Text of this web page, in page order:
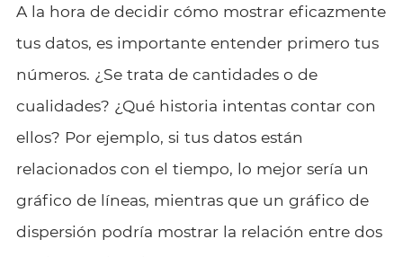
A la hora de decidir cómo mostrar eficazmente
tus datos, es importante entender primero tus
números. ¿Se trata de cantidades o de
cualidades? ¿Qué historia intentas contar con
ellos? Por ejemplo, si tus datos están
relacionados con el tiempo, lo mejor sería un
gráfico de líneas, mientras que un gráfico de
dispersión podría mostrar la relación entre dos